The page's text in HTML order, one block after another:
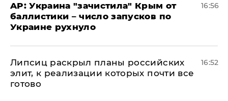
AP: Украина "зачистила" Крым от
баллистики – число запусков по
Украине рухнуло
16:56
Липсиц раскрыл планы российских
элит, к реализации которых почти все
готово
16:52